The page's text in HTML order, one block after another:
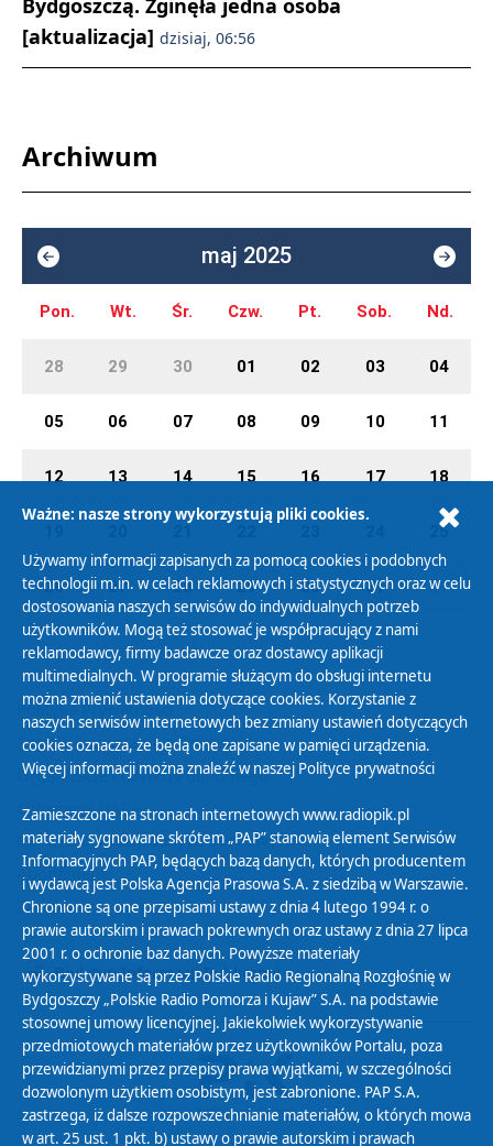
Bydgoszczą. Zginęła jedna osoba
[aktualizacja] dzisiaj, 06:56
Archiwum
maj 2025
Pon. Wt. Śr. Czw. Pt. Sob. Nd.
28 29 30 01 02 03 04
05 06 07 08 09 10 11
12 13 14 15 16 17 18
25
26 27 28 29 30 31 01
Polityka Prywatności
Zasady korzystania z Serwisu
Organizacje Pożytku Publicznego
Cyfryzacja DAB+
Polityka ochrony danych osobowych
Abonament
Zamówienia publiczne
Biuletyn Informacji Publicznej
Ważne: nasze strony wykorzystują pliki cookies.
Używamy informacji zapisanych za pomocą cookies i podobnych
technologii m.in. w celach reklamowych i statystycznych oraz w celu
dostosowania naszych serwisów do indywidualnych potrzeb
użytkowników. Mogą też stosować je współpracujący z nami
reklamodawcy, firmy badawcze oraz dostawcy aplikacji
multimedialnych. W programie służącym do obsługi internetu
można zmienić ustawienia dotyczące cookies. Korzystanie z
naszych serwisów internetowych bez zmiany ustawień dotyczących
cookies oznacza, że będą one zapisane w pamięci urządzenia.
Więcej informacji można znaleźć w naszej Polityce prywatności
Zamieszczone na stronach internetowych www.radiopik.pl
materiały sygnowane skrótem „PAP” stanowią element Serwisów
Informacyjnych PAP, będących bazą danych, których producentem
i wydawcą jest Polska Agencja Prasowa S.A. z siedzibą w Warszawie.
Chronione są one przepisami ustawy z dnia 4 lutego 1994 r. o
prawie autorskim i prawach pokrewnych oraz ustawy z dnia 27 lipca
2001 r. o ochronie baz danych. Powyższe materiały
wykorzystywane są przez Polskie Radio Regionalną Rozgłośnię w
Bydgoszczy „Polskie Radio Pomorza i Kujaw” S.A. na podstawie
stosownej umowy licencyjnej. Jakiekolwiek wykorzystywanie
przedmiotowych materiałów przez użytkowników Portalu, poza
przewidzianymi przez przepisy prawa wyjątkami, w szczególności
dozwolonym użytkiem osobistym, jest zabronione. PAP S.A.
zastrzega, iż dalsze rozpowszechnianie materiałów, o których mowa
w art. 25 ust. 1 pkt. b) ustawy o prawie autorskim i prawach